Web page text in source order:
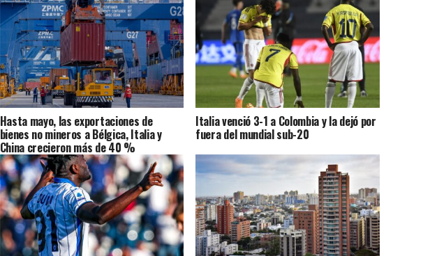
Hasta mayo, las exportaciones de
bienes no mineros a Bélgica, Italia y
China crecieron más de 40 %
Italia venció 3-1 a Colombia y la dejó por
fuera del mundial sub-20